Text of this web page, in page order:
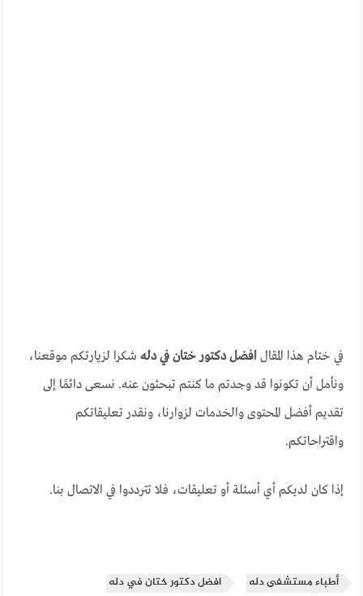
في ختام هذا المقالافضل دكتور ختان في دله شكرا لزيارتكم موقعنا،
ونأمل أن تكونوا قد وجدتم ما كنتم تبحثون عنه. نسعى دائمًا إلى
تقديم أفضل المحتوى والخدمات لزوارنا، ونقدر تعليقاتكم
واقتراحاتكم.
إذا كان لديكم أي أسئلة أو تعليقات، فلا تترددوا في الاتصال بنا.
أطباء مستشفى دله
افضل دكتور ختان في دله